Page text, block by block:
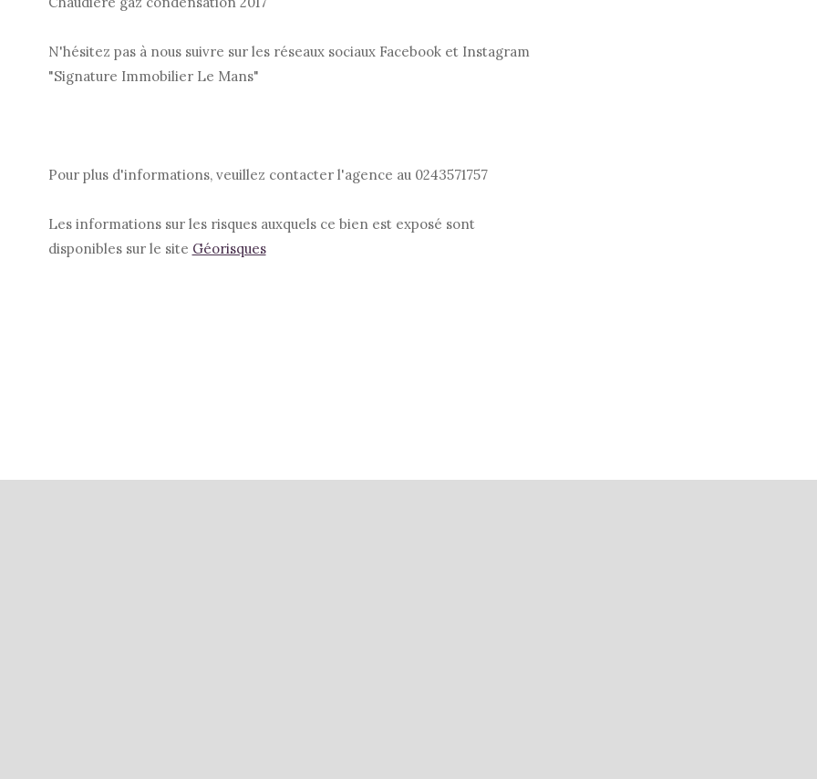
N'hésitez pas à nous suivre sur les réseaux sociaux Facebook et Instagram
"Signature Immobilier Le Mans"
Pour plus d'informations, veuillez contacter l'agence au 0243571757
Les informations sur les risques auxquels ce bien est exposé sont
disponibles sur le site Géorisques